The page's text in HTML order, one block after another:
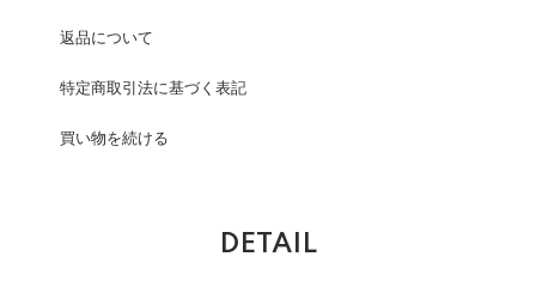
返品について
特定商取引法に基づく表記
買い物を続ける
DETAIL